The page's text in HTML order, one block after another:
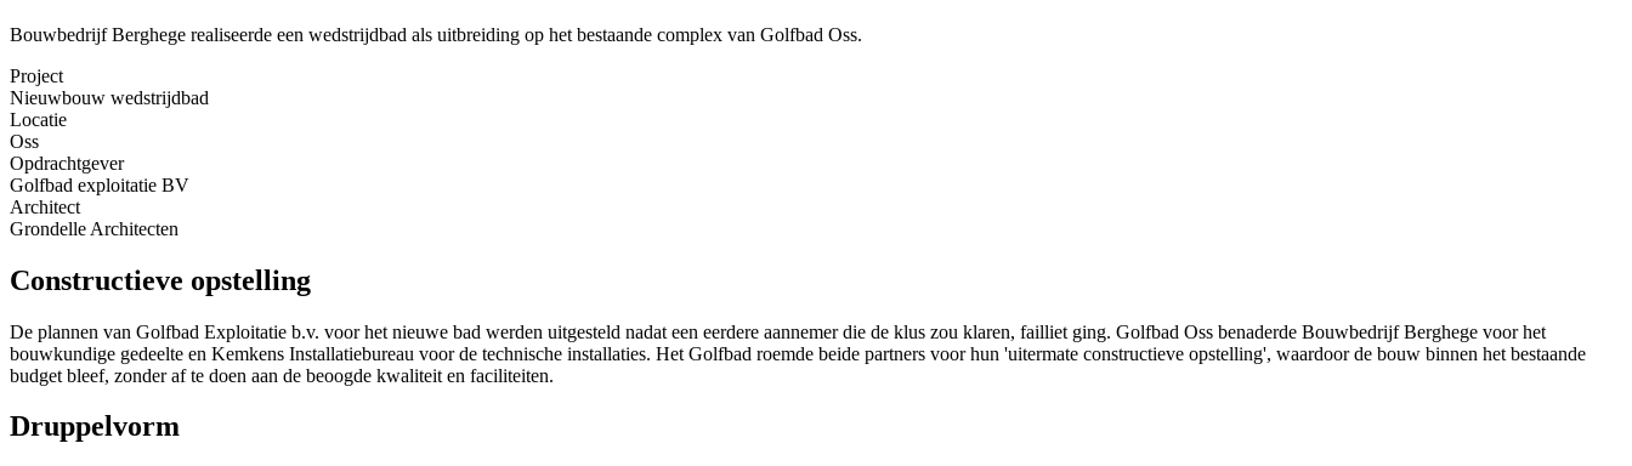
Bouwbedrijf Berghege realiseerde een wedstrijdbad als uitbreiding op het bestaande complex van Golfbad Oss.
Project
Nieuwbouw wedstrijdbad
Locatie
Oss
Opdrachtgever
Golfbad exploitatie BV
Architect
Grondelle Architecten
Constructieve opstelling
De plannen van Golfbad Exploitatie b.v. voor het nieuwe bad werden uitgesteld nadat een eerdere aannemer die de klus zou klaren, failliet ging. Golfbad Oss benaderde Bouwbedrijf Berghege voor het
bouwkundige gedeelte en Kemkens Installatiebureau voor de technische installaties. Het Golfbad roemde beide partners voor hun 'uitermate constructieve opstelling', waardoor de bouw binnen het bestaande
budget bleef, zonder af te doen aan de beoogde kwaliteit en faciliteiten.
Druppelvorm